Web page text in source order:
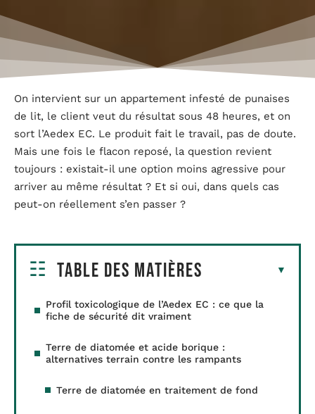
On intervient sur un appartement infesté de punaises
de lit, le client veut du résultat sous 48 heures, et on
sort l’Aedex EC. Le produit fait le travail, pas de doute.
Mais une fois le flacon reposé, la question revient
toujours : existait-il une option moins agressive pour
arriver au même résultat ? Et si oui, dans quels cas
peut-on réellement s’en passer ?
Table des matières
Profil toxicologique de l’Aedex EC : ce que la
fiche de sécurité dit vraiment
Terre de diatomée et acide borique :
alternatives terrain contre les rampants
Terre de diatomée en traitement de fond